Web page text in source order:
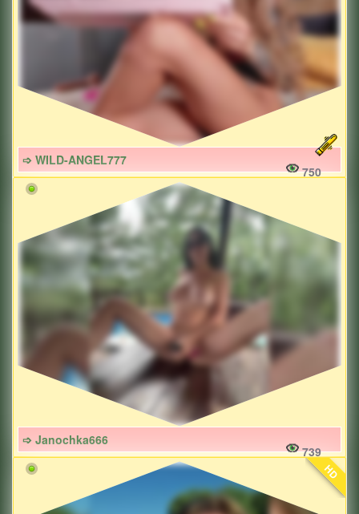
➩ WILD-ANGEL777
750
➩ Janochka666
739
HD